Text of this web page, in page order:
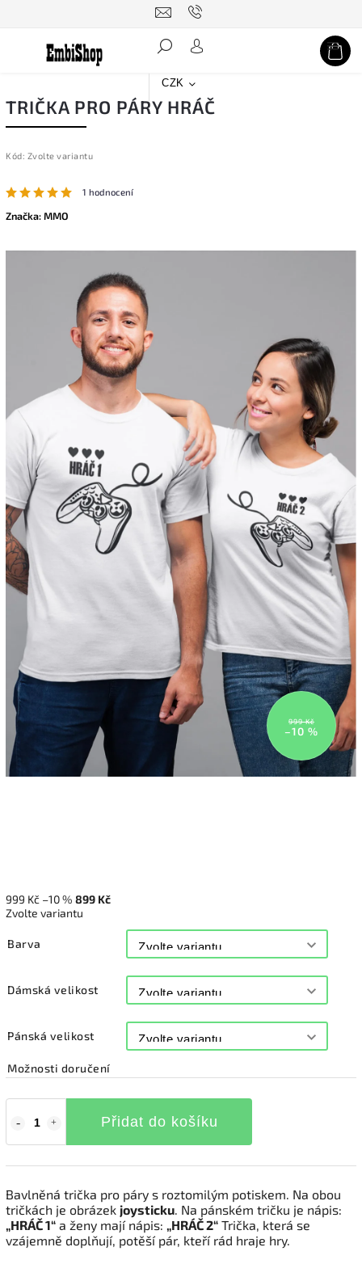
CZK
Hledat
TRIČKA PRO PÁRY HRÁČ
Kód: Zvolte variantu
1 hodnocení
Značka:MMO
999 Kč
–10 %
999 Kč –10 % 899 Kč
Zvolte variantu
Barva
Dámská velikost
Pánská velikost
Možnosti doručení
Přidat do košíku
Bavlněná trička pro páry s roztomilým potiskem. Na obou
tričkách je obrázek joysticku. Na pánském tričku je nápis:
„HRÁČ 1“ a ženy mají nápis: „HRÁČ 2“ Trička, která se
vzájemně doplňují, potěší pár, kteří rád hraje hry.